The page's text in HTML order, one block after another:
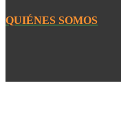
QUIÉNES SOMOS